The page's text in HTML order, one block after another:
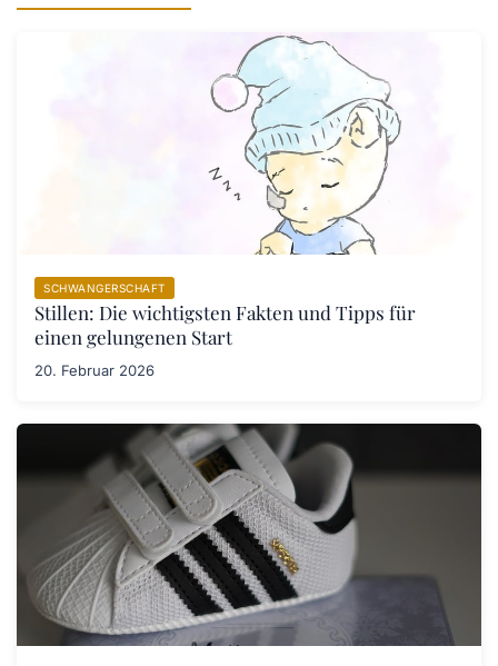
SCHWANGERSCHAFT
Stillen: Die wichtigsten Fakten und Tipps für
einen gelungenen Start
20. Februar 2026